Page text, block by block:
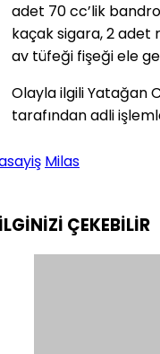
adet 70 cc’lik
kaçak sigara, 2 adet
av tüfeği fişeği ele
Olayla ilgili Yatağan
tarafından adli
Milas
ÇEKEBİLİR